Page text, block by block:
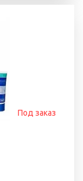
Под заказ